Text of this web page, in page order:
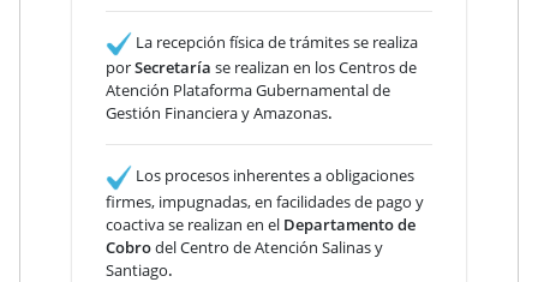
La recepción física de trámites se realiza
porSecretaría se realizan en los Centros de
Atención Plataforma Gubernamental de
Gestión Financiera y Amazonas.
Los procesos inherentes a obligaciones
firmes, impugnadas, en facilidades de pago y
coactiva se realizan en el Departamento de
Cobrodel Centro de Atención Salinas y
Santiago.